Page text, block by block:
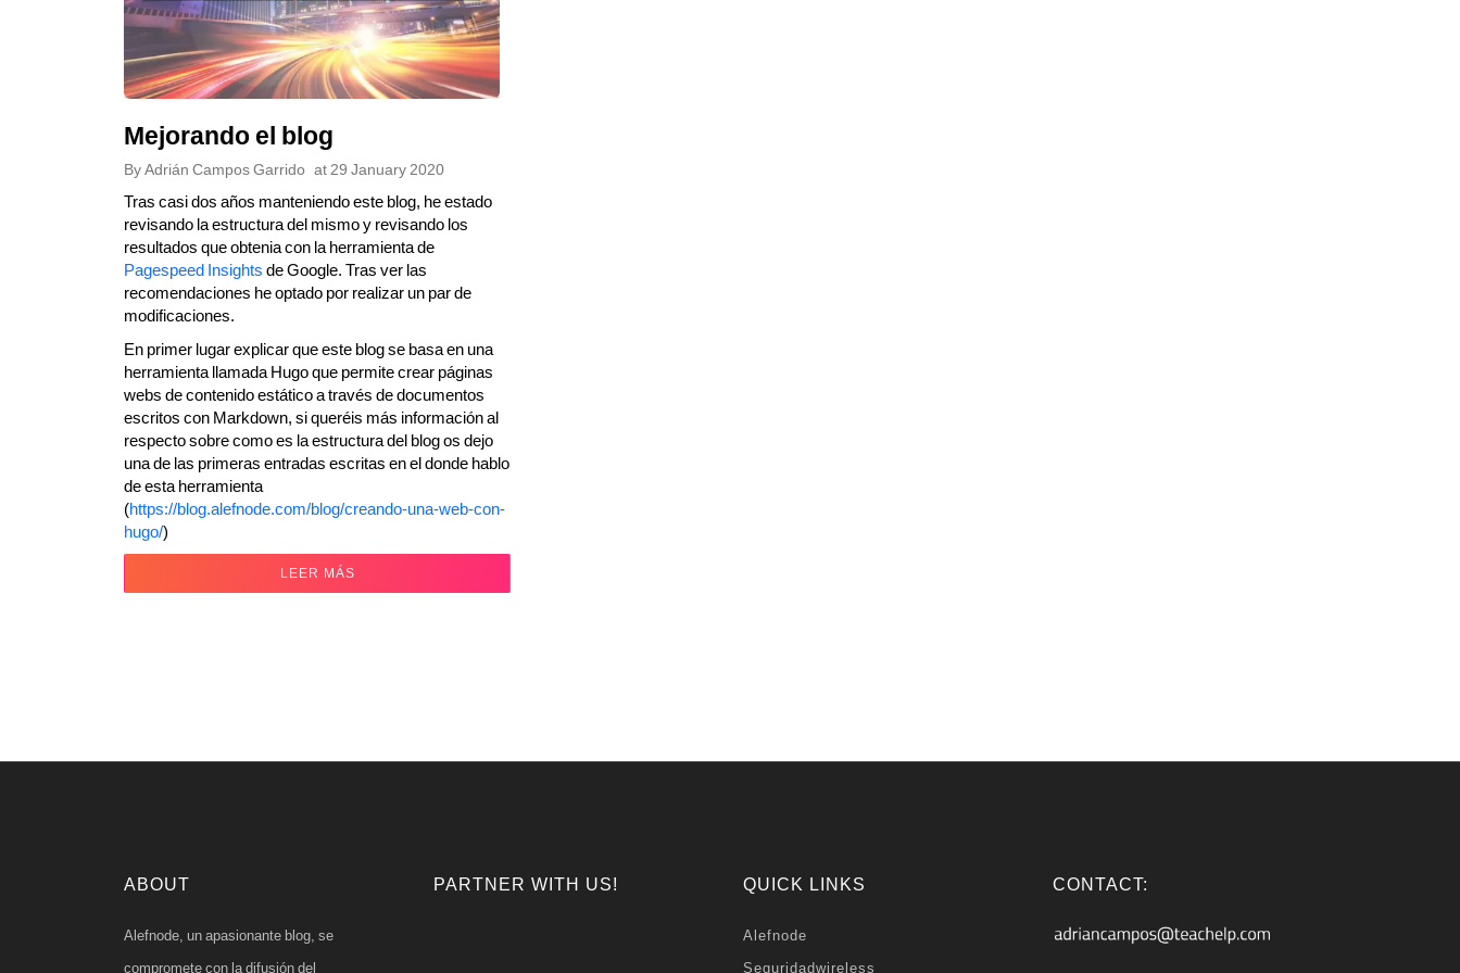
Mejorando el blog
ByAdrián Campos Garrido at29 January 2020
Tras casi dos años manteniendo este blog, he estado
revisando la estructura del mismo y revisando los
resultados que obtenia con la herramienta de
Pagespeed Insightsde Google. Tras ver las
recomendaciones he optado por realizar un par de
modificaciones.
En primer lugar explicar que este blog se basa en una
herramienta llamada Hugo que permite crear páginas
webs de contenido estático a través de documentos
escritos con Markdown, si queréis más información al
respecto sobre como es la estructura del blog os dejo
una de las primeras entradas escritas en el donde hablo
de esta herramienta
(https://blog.alefnode.com/blog/creando-una-web-con-
hugo/)
LEER MÁS
ABOUT
Alefnode, un apasionante blog, se
compromete con la difusión del
PARTNER WITH US! QUICK LINKS
Alefnode
Seguridadwireless
CONTACT: